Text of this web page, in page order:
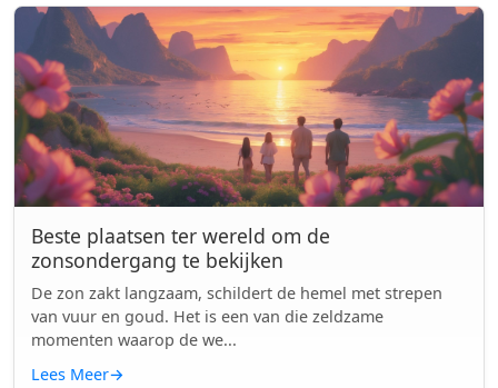
Beste plaatsen ter wereld om de
zonsondergang te bekijken
De zon zakt langzaam, schildert de hemel met strepen
van vuur en goud. Het is een van die zeldzame
momenten waarop de we...
Lees Meer→